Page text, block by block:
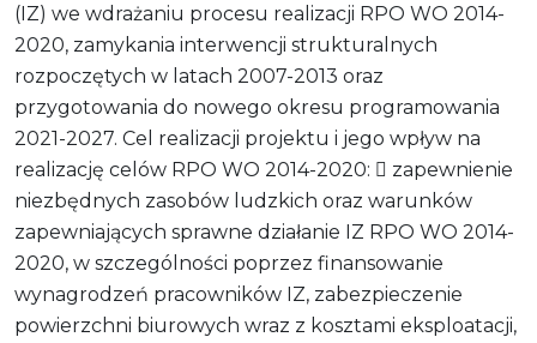
(IZ) we wdrażaniu procesu realizacji RPO WO 2014-
2020, zamykania interwencji strukturalnych
rozpoczętych w latach 2007-2013 oraz
przygotowania do nowego okresu programowania
2021-2027. Cel realizacji projektu i jego wpływ na
realizację celów RPO WO 2014-2020:  zapewnienie
niezbędnych zasobów ludzkich oraz warunków
zapewniających sprawne działanie IZ RPO WO 2014-
2020, w szczególności poprzez finansowanie
wynagrodzeń pracowników IZ, zabezpieczenie
powierzchni biurowych wraz z kosztami eksploatacji,